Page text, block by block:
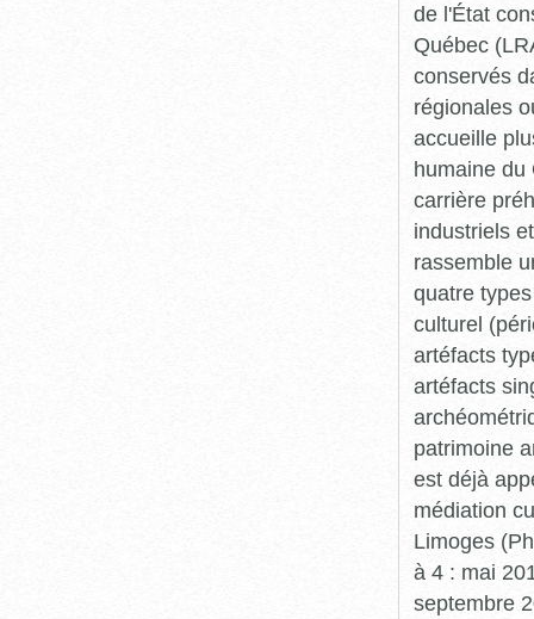
de l'État
Québec
conservés
régionales
accueille
humaine du
carrière
industriels
rassemble
quatre
culturel
artéfacts
artéfacts
patrimoine
est déjà
médiation
Limoges
à 4 : mai
septembre